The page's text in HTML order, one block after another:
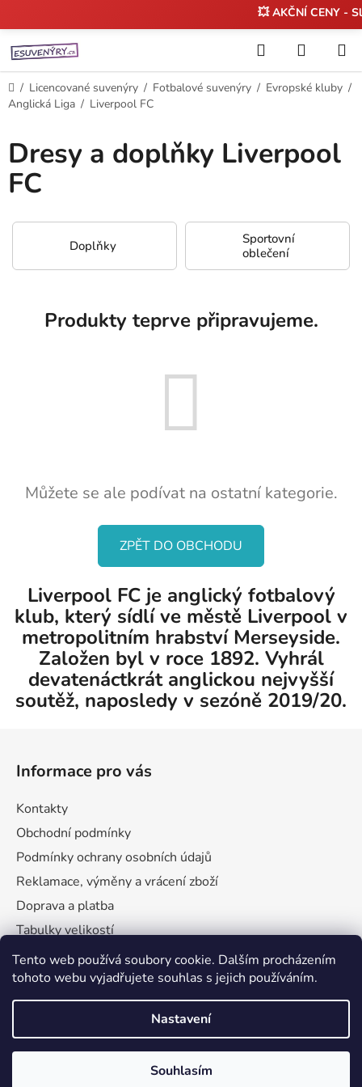
Tento web používá soubory cookie. Dalším procházením
tohoto webu vyjadřujete souhlas s jejich používáním.
Nastavení
Souhlasím
na
obsah
💥 AKČNÍ CENY -
Hledat
KOŠÍK
Domů
/ Licencované suvenýry / Fotbalové suvenýry / Evropské kluby /
Anglická Liga / Liverpool FC
Dresy a doplňky Liverpool
FC
Doplňky
Sportovní
oblečení
Produkty teprve připravujeme.
Můžete se ale podívat na ostatní kategorie.
ZPĚT DO OBCHODU
Liverpool FC je anglický fotbalový
klub, který sídlí ve městě Liverpool v
metropolitním hrabství Merseyside.
Založen byl v roce 1892. Vyhrál
devatenáctkrát anglickou nejvyšší
soutěž, naposledy v sezóně 2019/20.
Informace pro vás
Kontakty
Obchodní podmínky
Podmínky ochrany osobních údajů
Reklamace, výměny a vrácení zboží
Doprava a platba
Tabulky velikostí
Vytvořil Shoptet